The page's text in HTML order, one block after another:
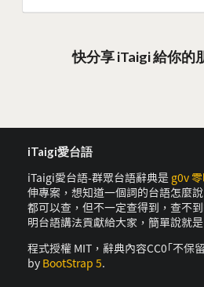
快分享 iTaigi 給你的
iTaigi愛台語
iTaigi愛台語-群眾台語辭典是 g0v
伸專案，想知道一個詞的台語怎麼
都可以查，但不一定查得到，查不
明台語講法貢獻給大家，簡單說就
程式授權 MIT，辭典內容CC0｢不保
by BootStrap 5.